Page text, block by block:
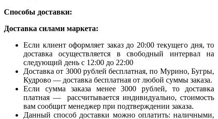
Способы доставки:
Доставка силами маркета:
Если клиент оформляет заказ до 20:00 текущего дня, то
доставка осуществляется в свободный интервал на
следующий день с 12:00 до 22:00
Доставка от 3000 рублей бесплатная, по Мурино, Бугры,
Кудрово — доставка бесплатная от любой суммы заказа.
Если сумма заказа менее 3000 рублей, то доставка
платная — рассчитывается индивидуально, стоимость
вам сообщит менеджер при подтверждении заказа.
Данный способ доставки можно оплатить: наличными,